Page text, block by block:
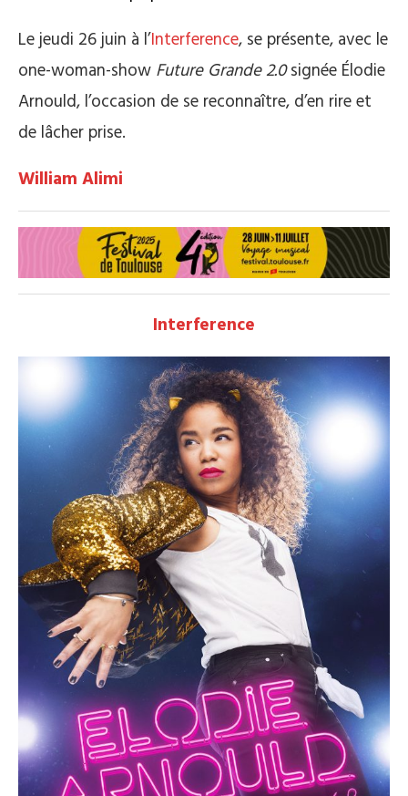
Le jeudi 26 juin à l’Interference, se présente, avec le
one-woman-show Future Grande 2.0signée Élodie
Arnould, l’occasion de se reconnaître, d’en rire et
de lâcher prise.
William Alimi
Interference